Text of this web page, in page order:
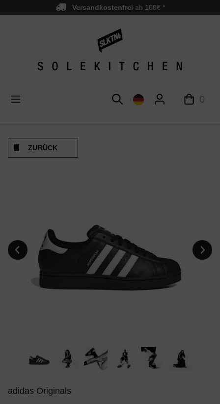
springen Versandkostenfrei ab 100€ *
0
ZURÜCK
adidas Originals